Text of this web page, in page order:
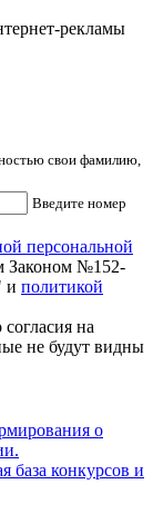
рекламы
свои фамилию,
Введите номер
персональной
Законом №152-
и политикой
на
не будут видны